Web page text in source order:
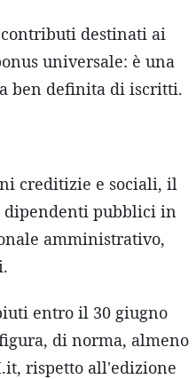
destinati ai
universale: è una
ben definita di iscritti.
creditizie e sociali, il
dipendenti pubblici in
amministrativo,
entro il 30 giugno
di norma, almeno
rispetto all'edizione